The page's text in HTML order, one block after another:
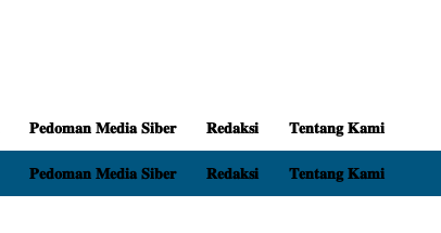
𝐏𝐞𝐝𝐨𝐦𝐚𝐧 𝐌𝐞𝐝𝐢𝐚 𝐒𝐢𝐛𝐞𝐫 𝐑𝐞𝐝𝐚𝐤𝐬𝐢 𝐓𝐞𝐧𝐭𝐚𝐧𝐠 𝐊𝐚𝐦𝐢
𝐏𝐞𝐝𝐨𝐦𝐚𝐧 𝐌𝐞𝐝𝐢𝐚 𝐒𝐢𝐛𝐞𝐫 𝐑𝐞𝐝𝐚𝐤𝐬𝐢 𝐓𝐞𝐧𝐭𝐚𝐧𝐠 𝐊𝐚𝐦𝐢